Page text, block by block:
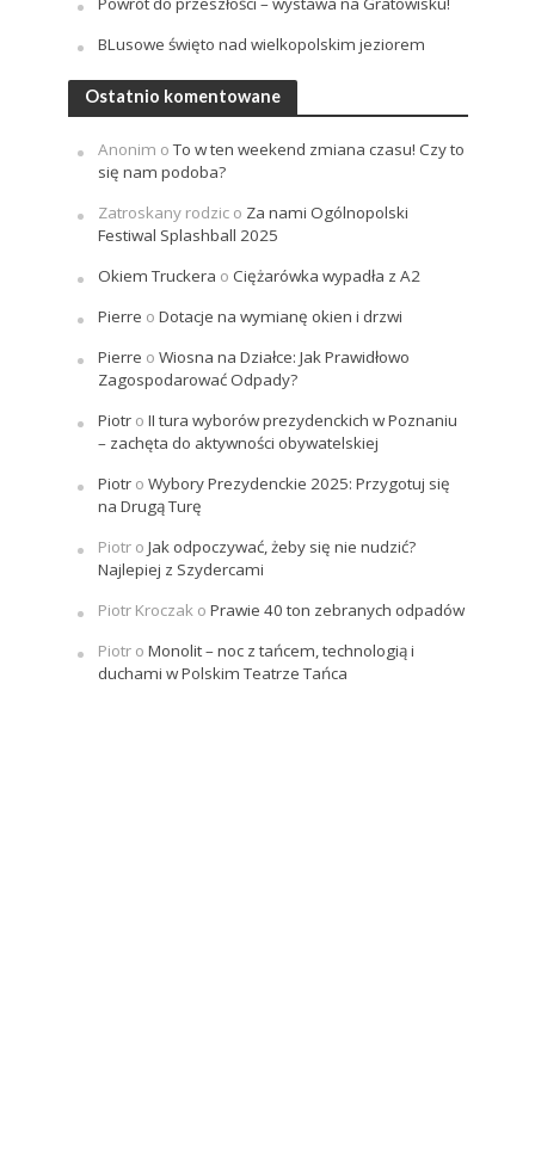
BLusowe święto nad wielkopolskim jeziorem
Ostatnio komentowane
Anonim oTo w ten weekend zmiana czasu! Czy to
się nam podoba?
Zatroskany rodzico Za nami Ogólnopolski
Festiwal Splashball 2025
Okiem Truckera o Ciężarówka wypadła z A2
Pierre o Dotacje na wymianę okien i drzwi
Pierre o Wiosna na Działce: Jak Prawidłowo
Zagospodarować Odpady?
Piotro II tura wyborów prezydenckich w Poznaniu
– zachęta do aktywności obywatelskiej
Piotro Wybory Prezydenckie 2025: Przygotuj się
na Drugą Turę
Piotro Jak odpoczywać, żeby się nie nudzić?
Najlepiej z Szydercami
Piotr Kroczako Prawie 40 ton zebranych odpadów
Piotro Monolit – noc z tańcem, technologią i
duchami w Polskim Teatrze Tańca